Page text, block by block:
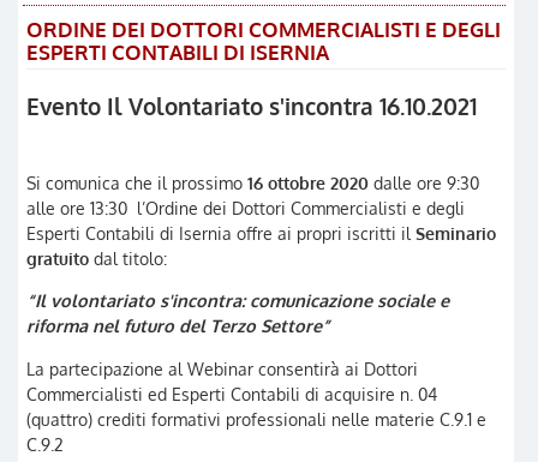
ORDINE DEI DOTTORI COMMERCIALISTI E DEGLI
ESPERTI CONTABILI DI ISERNIA
Evento Il Volontariato s'incontra 16.10.2021
Si comunica che il prossimo 16 ottobre 2020 dalle ore 9:30
alle ore 13:30 l’Ordine dei Dottori Commercialisti e degli
Esperti Contabili di Isernia offre ai propri iscritti il Seminario
gratuito dal titolo:
“Il volontariato s'incontra: comunicazione sociale e
riforma nel futuro del Terzo Settore”
La partecipazione al Webinar consentirà ai Dottori
Commercialisti ed Esperti Contabili di acquisire n. 04
(quattro) crediti formativi professionali nelle materie C.9.1 e
C.9.2